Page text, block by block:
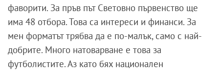
фаворити. За пръв път Световно първенство ще
има 48 отбора. Това са интереси и финанси. За
мен форматът трябва да е по-малък, само с най-
добрите. Много натоварване е това за
футболистите. Аз като бях национален